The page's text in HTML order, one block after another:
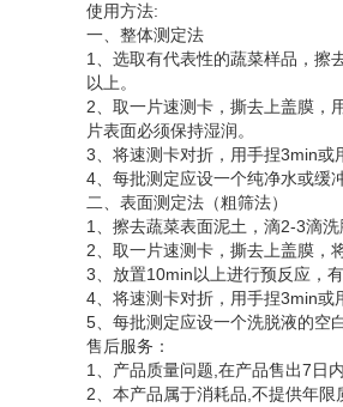
使用方法:
一、整体测定法
1、选取有代表性的蔬菜样品，擦
以上。
2、取一片速测卡，撕去上盖膜，
片表面必须保持湿润。
3、将速测卡对折，用手捏3min或
4、每批测定应设一个纯净水或缓
二、表面测定法（粗筛法）
1、擦去蔬菜表面泥土，滴2-3滴
2、取一片速测卡，撕去上盖膜，
3、放置10min以上进行预反应，
4、将速测卡对折，用手捏3min或
5、每批测定应设一个洗脱液的空
售后服务：
1、产品质量问题,在产品售出7日
2、本产品属于消耗品,不提供年限